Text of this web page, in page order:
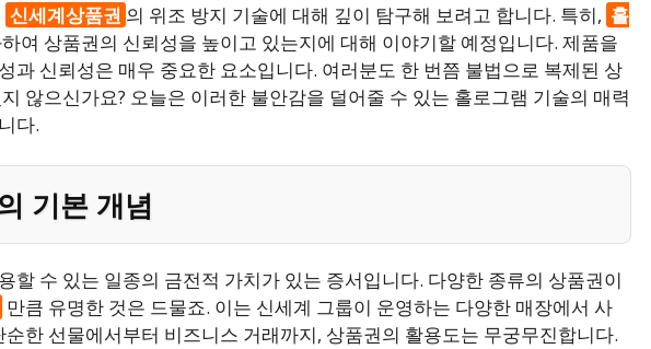
신세계상품권 의 위조 방지 기술에 대해 깊이 탐구해 보려고 합니다. 특히, 홀
여 상품권의 신뢰성을 높이고 있는지에 대해 이야기할 예정입니다. 제품을
과 신뢰성은 매우 중요한 요소입니다. 여러분도 한 번쯤 불법으로 복제된 상
않으신가요? 오늘은 이러한 불안감을 덜어줄 수 있는 홀로그램 기술의 매력
다.
기본 개념
할 수 있는 일종의 금전적 가치가 있는 증서입니다. 다양한 종류의 상품권이
만큼 유명한 것은 드물죠. 이는 신세계 그룹이 운영하는 다양한 매장에서 사
한 선물에서부터 비즈니스 거래까지, 상품권의 활용도는 무궁무진합니다.